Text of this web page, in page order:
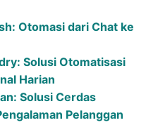
Otomasi dari Chat ke
Solusi Otomatisasi
Harian
Solusi Cerdas
Pelanggan